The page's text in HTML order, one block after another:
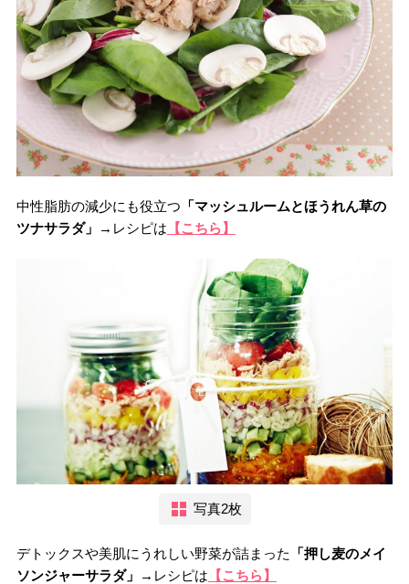
中性脂肪の減少にも役立つ 「マッシュルームとほうれん草の
ツナサラダ」
→レシピは 【こちら】
写真2枚
デトックスや美肌にうれしい野菜が詰まった
「押し麦のメイ
ソンジャーサラダ」
→レシピは 【こちら】